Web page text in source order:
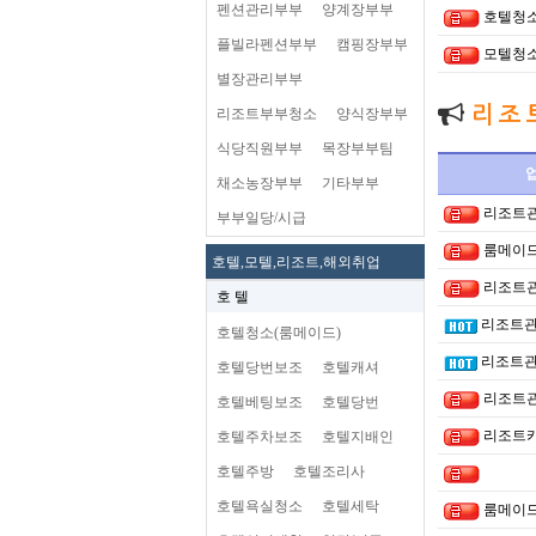
펜션관리부부 양계장부부
플빌라펜션부부 캠핑장부부
별장관리부부
리조트부부청소 양식장부부
식당직원부부 목장부부팀
채소농장부부 기타부부
부부일당/시급
호텔,모텔,리조트,해외취업
호 텔
호텔청소(룸메이드)
호텔당번보조 호텔캐셔
호텔베팅보조 호텔당번
호텔주차보조 호텔지배인
호텔주방 호텔조리사
호텔욕실청소 호텔세탁
호텔청
모텔청
리 조
리조트
룸메이
리조트
리조트
리조트
리조트
리조트
룸메이